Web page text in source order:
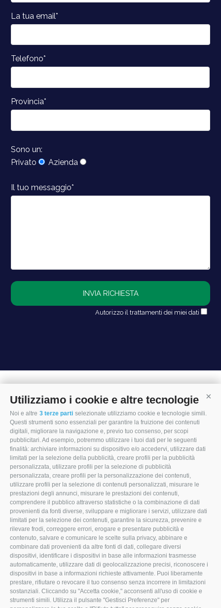
Utilizziamo i cookie e altre tecnologie
Noi e altre 3 terze parti selezionate utilizziamo cookie e tecnologie simili.
Questi strumenti sono essenziali per garantire la fruizione dei contenuti
digitali, migliorare la navigazione e, previo tuo consenso, per scopi
pubblicitari. Ad esempio, potremmo utilizzare i tuoi dati per le seguenti
finalità: archiviare informazioni su dispositivo e/o accedervi, utilizzare dati
limitati per la selezione della pubblicità, creare profili per la pubblicità
personalizzata, utilizzare profili per la selezione di pubblicità
personalizzata, creare profili per la personalizzazione dei contenuti,
utilizzare profili per la selezione di contenuti personalizzati, misurare le
prestazioni degli annunci, misurare le prestazioni dei contenuti,
comprendere il pubblico attraverso statistiche o la combinazione di dati
provenienti da fonti diverse, sviluppare e migliorare i servizi, utilizzare dati
limitati per la selezione dei contenuti, garantire la sicurezza, prevenire e
rilevare frodi, correggere errori, erogare e presentare pubblicità e
contenuto, salvare e comunicare le scelte sulla privacy, abbinare e
combinare dati provenienti da altre fonti di dati, collegare diversi
dispositivi, identificare i dispositivi in base alle informazioni trasmesse
automaticamente, utilizzare dati di geolocalizzazione precisi, riconoscere i
dispositivi in base a informazioni richieste attivamente. Puoi liberamente
prestare, rifiutare o revocare il tuo consenso senza incorrere in limitazioni
sostanziali. Cliccando su "Accetta cookie," acconsenti all'uso di cookie e
strumenti simili. Utilizza il pulsante "Gestisci Preferenze" per
La tua email*
Telefono*
Provincia*
Sono un:
Privato
Azienda
Il tuo messaggio*
Autorizzo il trattamenti dei miei dati
Via Modena, 22
47853 Coriano (RN)
0541.657874
info@mocamacchinari.it
F
a
c
e
b
o
I
n
s
t
a
g
L
i
n
k
e
d